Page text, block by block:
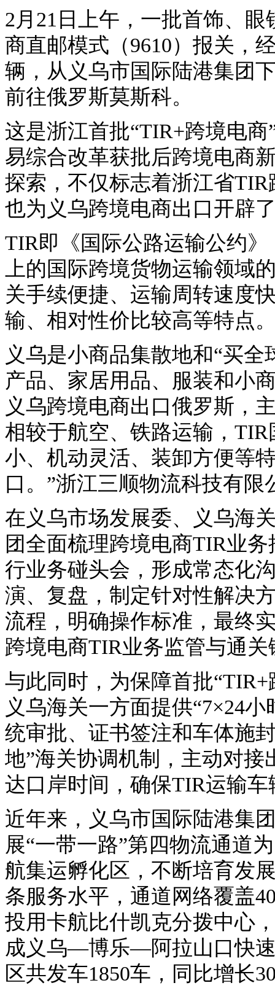
2月21日上午，一批首饰、
商直邮模式（9610）报关，
辆，从义乌市国际陆港集团
前往俄罗斯莫斯科。
这是浙江首批“TIR+跨境电
易综合改革获批后跨境电商
探索，不仅标志着浙江省
也为义乌跨境电商出口开辟
TIR即《国际公路运输公约
上的国际跨境货物运输领域
关手续便捷、运输周转速度
输、相对性价比较高等特点
义乌是小商品集散地和“买
产品、家居用品、服装和小
义乌跨境电商出口俄罗斯，
相较于航空、铁路运输，
小、机动灵活、装卸方便等
口。”浙江三顺物流科技有
在义乌市场发展委、义乌海
团全面梳理跨境电商TIR业
行业务碰头会，形成常态化
演、复盘，制定针对性解决
流程，明确操作标准，最终
跨境电商TIR业务监管与通关
与此同时，为保障首批
义乌海关一方面提供“7×24
统审批、证书签注和车体施
地”海关协调机制，主动对
达口岸时间，确保TIR运输
近年来，义乌市国际陆港集
展“一带一路”第四物流通道
航集运孵化区，不断培育发
条服务水平，通道网络覆盖
投用卡航比什凯克分拨中心
成义乌—博乐—阿拉山口快
区共发车1850车，同比增长